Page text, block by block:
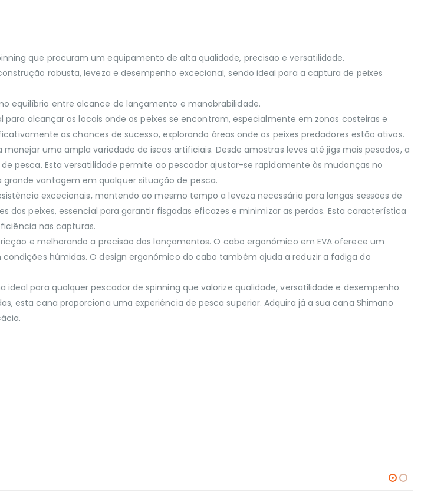
que procuram um equipamento de alta qualidade, precisão e versatilidade.
robusta, leveza e desempenho excecional, sendo ideal para a captura de peixes
equilíbrio entre alcance de lançamento e manobrabilidade.
alcançar os locais onde os peixes se encontram, especialmente em zonas costeiras e
as chances de sucesso, explorando áreas onde os peixes predadores estão ativos.
uma ampla variedade de iscas artificiais. Desde amostras leves até jigs mais pesados, a
pesca. Esta versatilidade permite ao pescador ajustar-se rapidamente às mudanças no
vantagem em qualquer situação de pesca.
excecionais, mantendo ao mesmo tempo a leveza necessária para longas sessões de
peixes, essencial para garantir fisgadas eficazes e minimizar as perdas. Esta característica
nas capturas.
e melhorando a precisão dos lançamentos. O cabo ergonómico em EVA oferece um
húmidas. O design ergonómico do cabo também ajuda a reduzir a fadiga do
ideal para qualquer pescador de spinning que valorize qualidade, versatilidade e desempenho.
esta cana proporciona uma experiência de pesca superior. Adquira já a sua cana Shimano